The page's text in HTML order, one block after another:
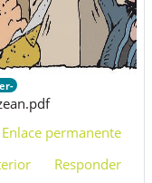
Enlace permanente
Responder